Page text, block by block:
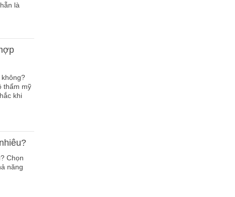
là
thẩm mỹ
khi
Chọn
năng